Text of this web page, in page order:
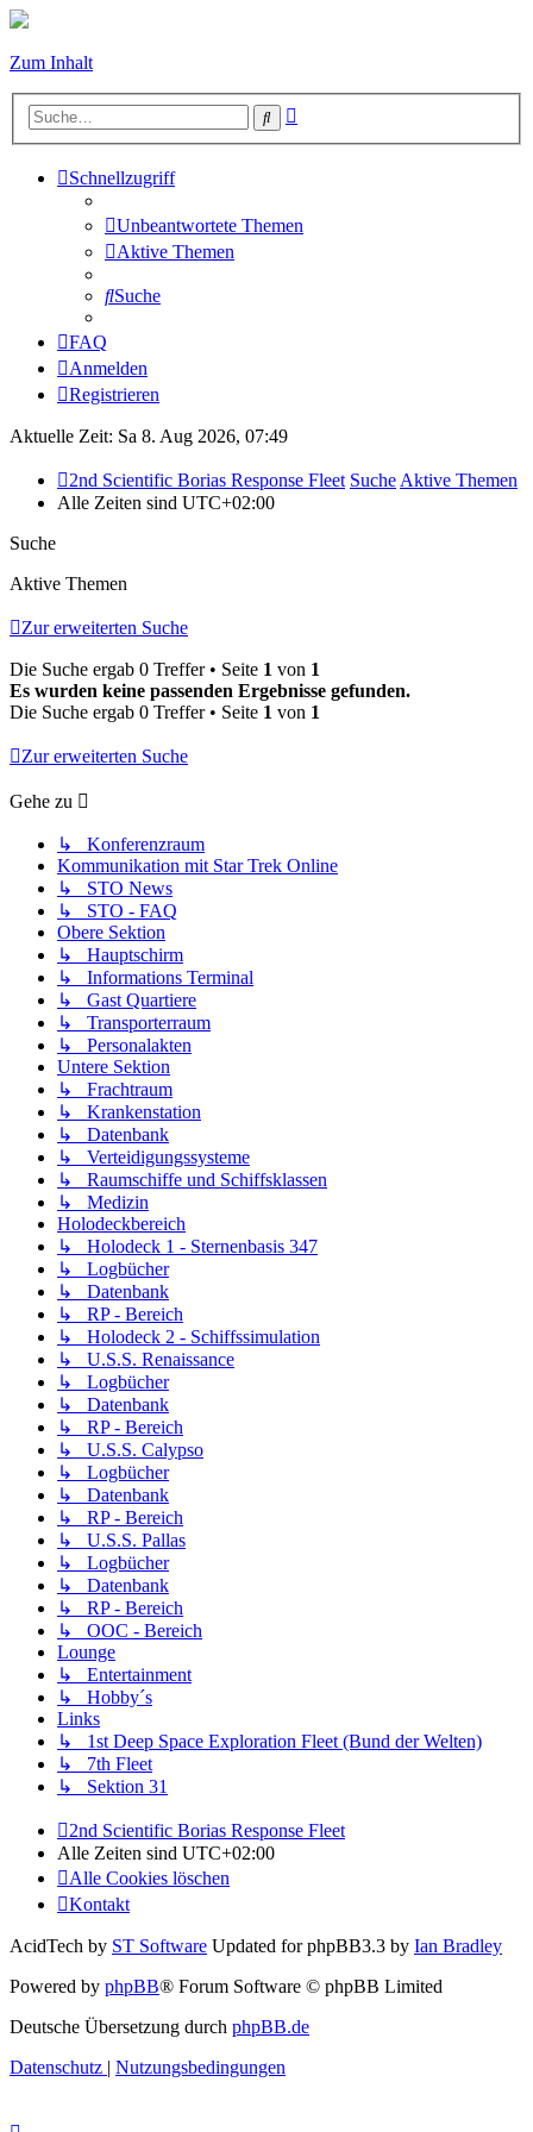
Zum Inhalt
Suche
Schnellzugriff
Unbeantwortete Themen
Aktive Themen
Suche
FAQ
Anmelden
Registrieren
Aktuelle Zeit: Sa 8. Aug 2026, 07:49
2nd Scientific Borias Response Fleet Suche Aktive Themen
Alle Zeiten sind UTC+02:00
Suche
Aktive Themen
Zur erweiterten Suche
Die Suche ergab 0 Treffer • Seite 1 von 1
Es wurden keine passenden Ergebnisse gefunden.
Die Suche ergab 0 Treffer • Seite 1 von 1
Zur erweiterten Suche
Gehe zu
↳ Konferenzraum
Kommunikation mit Star Trek Online
↳ STO News
↳ STO - FAQ
Obere Sektion
↳ Hauptschirm
↳ Informations Terminal
↳ Gast Quartiere
↳ Transporterraum
↳ Personalakten
Untere Sektion
↳ Frachtraum
↳ Krankenstation
↳ Datenbank
↳ Verteidigungssysteme
↳ Raumschiffe und Schiffsklassen
↳ Medizin
Holodeckbereich
↳ Holodeck 1 - Sternenbasis 347
↳ Logbücher
↳ Datenbank
↳ RP - Bereich
↳ Holodeck 2 - Schiffssimulation
↳ U.S.S. Renaissance
↳ Logbücher
↳ Datenbank
↳ RP - Bereich
↳ U.S.S. Calypso
↳ Logbücher
↳ Datenbank
↳ RP - Bereich
↳ U.S.S. Pallas
↳ Logbücher
↳ Datenbank
↳ RP - Bereich
↳ OOC - Bereich
Lounge
↳ Entertainment
↳ Hobby´s
Links
↳ 1st Deep Space Exploration Fleet (Bund der Welten)
↳ 7th Fleet
↳ Sektion 31
2nd Scientific Borias Response Fleet
Alle Zeiten sind UTC+02:00
Alle Cookies löschen
Kontakt
AcidTech by ST Software Updated for phpBB3.3 by Ian Bradley
Powered by phpBB® Forum Software © phpBB Limited
Deutsche Übersetzung durch phpBB.de
Datenschutz | Nutzungsbedingungen